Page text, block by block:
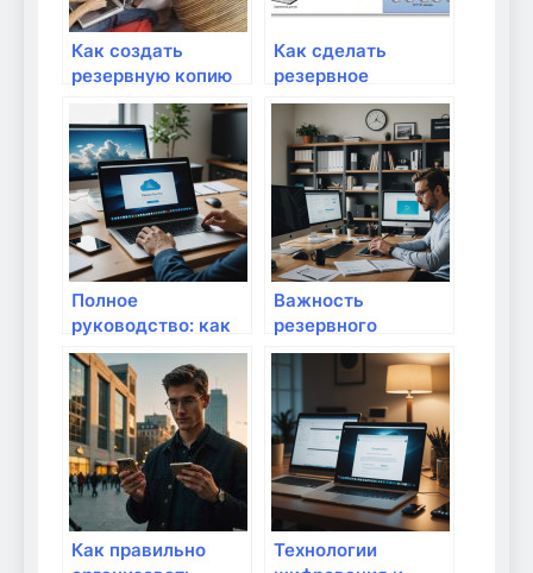
Как создать
резервную копию
данных в
домашней сети?
Как сделать
резервное
копирование
настроек
маршрутизатора?
Полное
руководство: как
безопасно
использовать
облачные
хранилища данных
дома
Важность
резервного
копирования
данных в
домашних
условиях: защита
информации
современного
человека
Как правильно
Технологии